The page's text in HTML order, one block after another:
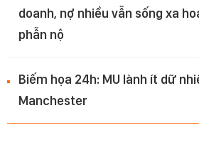
doanh, nợ nhiều vẫn sống xa
phẫn nộ
Biếm họa 24h: MU lành ít dữ
Manchester